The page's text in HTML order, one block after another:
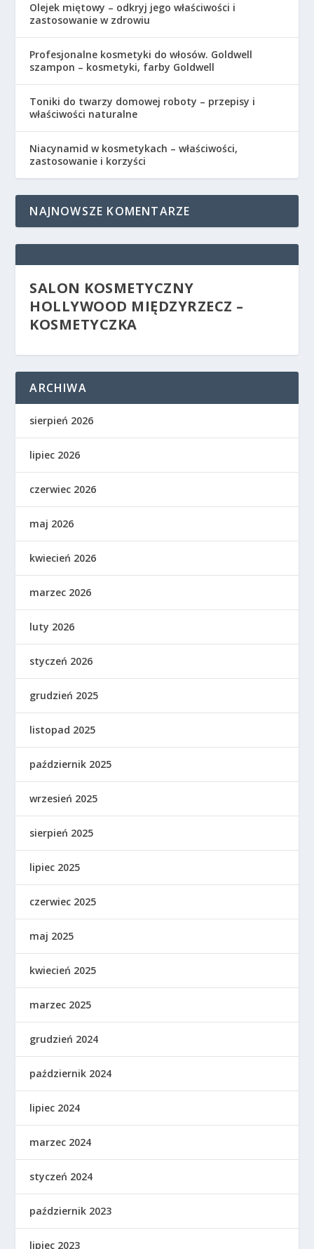
Olejek miętowy – odkryj jego właściwości i
zastosowanie w zdrowiu
Profesjonalne kosmetyki do włosów. Goldwell
szampon – kosmetyki, farby Goldwell
Toniki do twarzy domowej roboty – przepisy i
właściwości naturalne
Niacynamid w kosmetykach – właściwości,
zastosowanie i korzyści
NAJNOWSZE KOMENTARZE
SALON KOSMETYCZNY
HOLLYWOOD MIĘDZYRZECZ –
KOSMETYCZKA
ARCHIWA
sierpień 2026
lipiec 2026
czerwiec 2026
maj 2026
kwiecień 2026
marzec 2026
luty 2026
styczeń 2026
grudzień 2025
listopad 2025
październik 2025
wrzesień 2025
sierpień 2025
lipiec 2025
czerwiec 2025
maj 2025
kwiecień 2025
marzec 2025
grudzień 2024
październik 2024
lipiec 2024
marzec 2024
styczeń 2024
październik 2023
lipiec 2023